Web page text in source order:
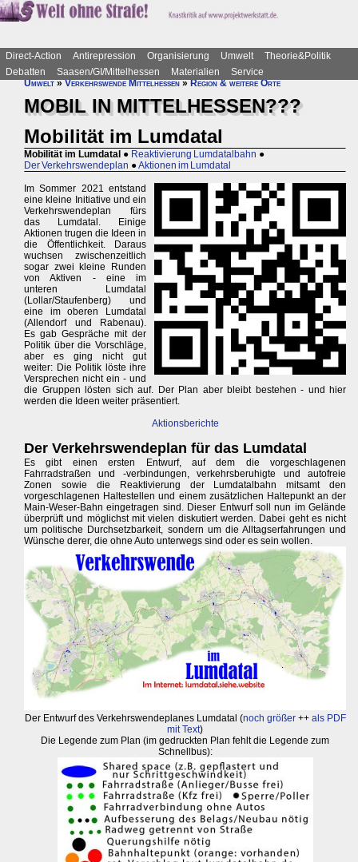
Direct-Action Antirepression Organisierung Umwelt
Theorie&Politik
Debatten
Saasen/GI/Mittelhessen Materialien
Service
Umwelt»Verkehrswende Mittelhessen»Region & weitere Orte
MOBIL IN MITTELHESSEN???
Mobilität im Lumdatal
Mobilität im Lumdatal ● Reaktivierung Lumdatalbahn ●
Der Verkehrswendeplan ●Aktionen im Lumdatal
Im Sommer 2021 entstand
eine kleine Initiative und ein
Verkehrswendeplan fürs
das Lumdatal. Einige
Aktionen trugen die Ideen in
die Öffentlichkeit. Daraus
wuchsen zwischenzeitlich
sogar zwei kleine Runden
von Aktiven - eine im
unteren Lumdatal
(Lollar/Staufenberg) und
eine im oberen Lumdatal
(Allendorf und Rabenau).
Es gab Gespräche mit der
Politik über die Vorschläge,
aber es ging nicht gut
weiter: Die Politik löste ihre
Versprechen nicht ein - und
die Gruppen lösten sich auf. Der Plan aber bleibt bestehen - und hier
werden die Ideen weiter präsentiert.
Aktionsberichte
Der Verkehrswendeplan für das Lumdatal
Es gibt einen ersten Entwurf, auf dem die vorgeschlagenen
Fahrradstraßen und -verbindungen, verkehrsberuhigte und autofreie
Zonen sowie die Reaktivierung der Lumdatalbahn mitsamt den
vorgeschlagenen Haltestellen und einem zusätzlichen Haltepunkt an der
Main-Weser-Bahn eingetragen sind. Dieser Entwurf soll nun im Gelände
überprüft und möglichst mit vielen diskutiert werden. Dabei geht es nicht
um politische Durchsetzbarkeit, sondern um die Alltagserfahrungen und
Wünsche derer, die ohne Auto unterwegs sind oder es sein wollen.
Der Entwurf des Verkehrswendeplanes Lumdatal (noch größer++ als PDF
mit Text)
Die Legende zum Plan (im gedruckten Plan fehlt die Legende zum
Schnellbus):